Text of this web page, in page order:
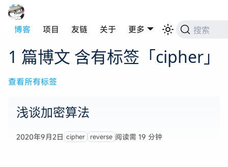
博客 项目 友链 关于 更多 搜索
1 篇博文 含有标签「cipher」
查看所有标签
浅谈加密算法
2020年9月2日 cipher reverse 阅读需 19 分钟